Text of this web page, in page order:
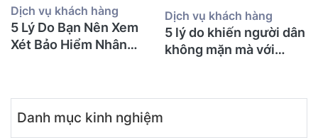
Dịch vụ khách hàng
5 Lý Do Bạn Nên Xem
Xét Bảo Hiểm Nhân
Dịch vụ khách hàng
5 lý do khiến người dân
không mặn mà với
Danh mục kinh nghiệm